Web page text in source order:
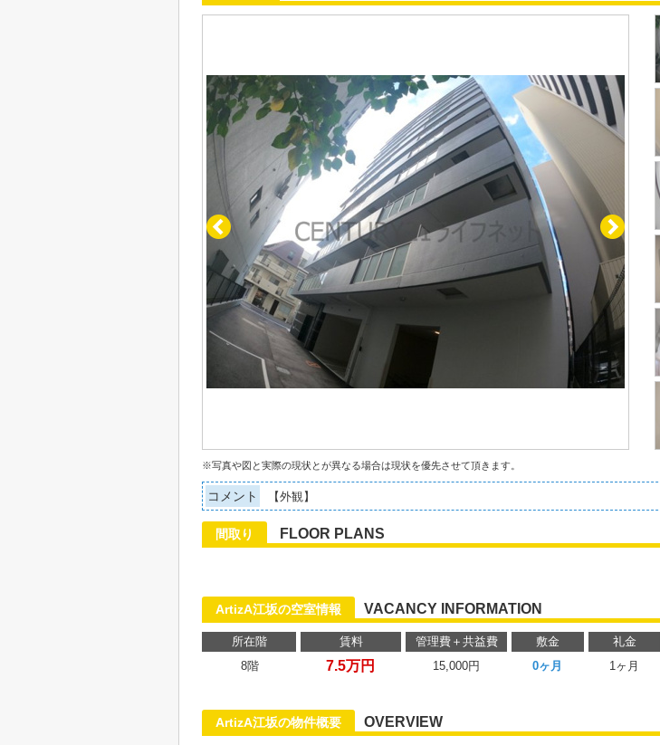
※写真や図と実際の現状とが異なる場合は現状を優先させて頂きます。
コメント 【外観】
間取り FLOOR PLANS
ArtizA江坂の空室情報 VACANCY INFORMATION
所在階 賃料 管理費＋共益費 敷金 礼金
8階
7.5万円 15,000円 0ヶ月 1ヶ月
ArtizA江坂の物件概要 OVERVIEW